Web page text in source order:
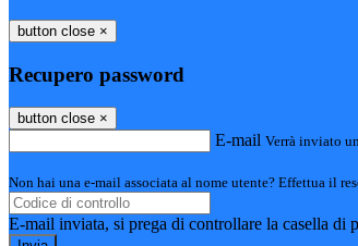
button close ×
Recupero password
button close ×
E-mail Verrà inviato
Non hai una e-mail associata al nome utente? Effettua il
E-mail inviata, si prega di controllare la casella di